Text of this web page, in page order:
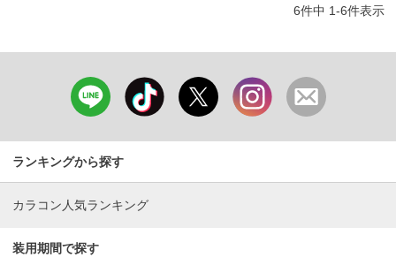
6件中 1-6件表示
ランキングから探す
カラコン人気ランキング
装用期間で探す